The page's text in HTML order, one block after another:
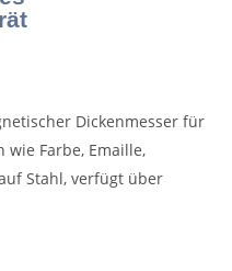
Dickenmesser für
Farbe, Emaille,
Stahl, verfügt über